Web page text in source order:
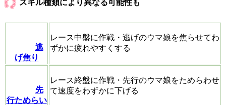
スキル種類により異なる可能性も
逃
げ焦り
レース中盤に作戦・逃げのウマ娘を焦らせてわ
ずかに疲れやすくする
先
行ためらい
レース終盤に作戦・先行のウマ娘をためらわせ
て速度をわずかに下げる